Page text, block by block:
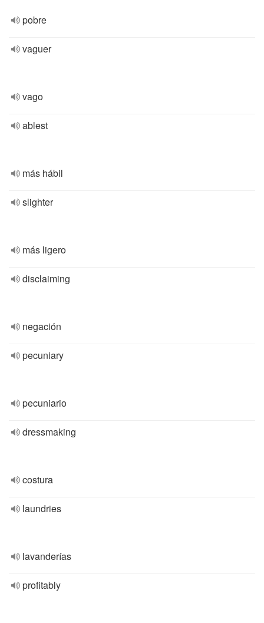
pobre
vaguer
vago
ablest
más hábil
slighter
más ligero
disclaiming
negación
pecuniary
pecuniario
dressmaking
costura
laundries
lavanderías
profitably